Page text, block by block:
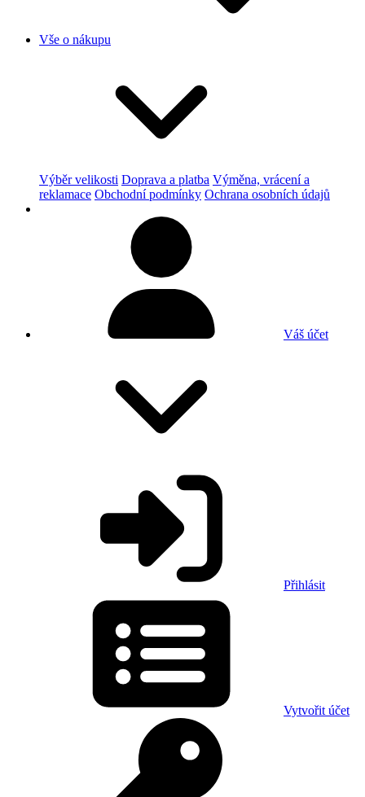
Vše o nákupu
Výběr velikosti Doprava a platba Výměna, vrácení a
reklamace Obchodní podmínky Ochrana osobních údajů
Váš účet
Přihlásit
Vytvořit účet